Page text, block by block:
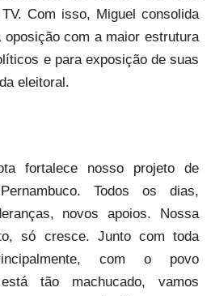
Com isso, Miguel consolida
oposição com a maior estrutura
e para exposição de suas
eleitoral.
fortalece nosso projeto de
Todos os dias,
novos apoios. Nossa
só cresce. Junto com toda
com o povo
tão machucado, vamos